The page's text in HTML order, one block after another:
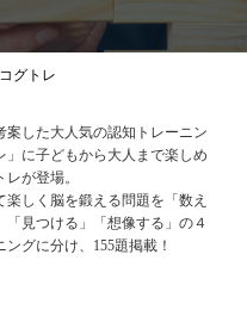
グトレ
案した大人気の認知トレーニン
」に子どもから大人まで楽しめ
が登場。
楽しく脳を鍛える問題を「数え
「見つける」「想像する」の４
ングに分け、155題掲載！